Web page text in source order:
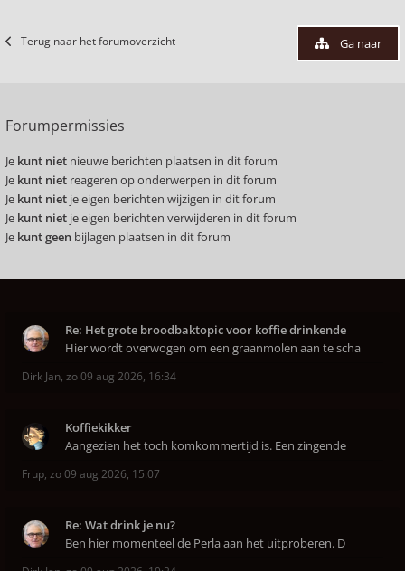
Terug naar het forumoverzicht Ga naar
Forumpermissies
Je kunt niet nieuwe berichten plaatsen in dit forum
Je kunt niet reageren op onderwerpen in dit forum
Je kunt niet je eigen berichten wijzigen in dit forum
Je kunt niet je eigen berichten verwijderen in dit forum
Je kunt geen bijlagen plaatsen in dit forum
Re: Het grote broodbaktopic voor koffie drinkende
Hier wordt overwogen om een graanmolen aan te scha
Dirk Jan, zo 09 aug 2026, 16:34
Koffiekikker
Aangezien het toch komkommertijd is. Een zingende
Frup, zo 09 aug 2026, 15:07
Re: Wat drink je nu?
Ben hier momenteel de Perla aan het uitproberen. D